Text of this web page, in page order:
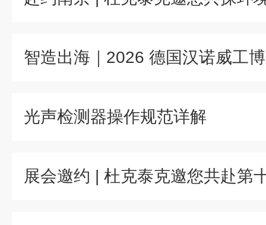
光声检测器操作规范详解